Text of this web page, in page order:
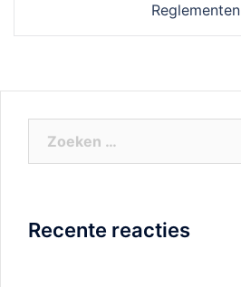
Reglementen
Recente reacties